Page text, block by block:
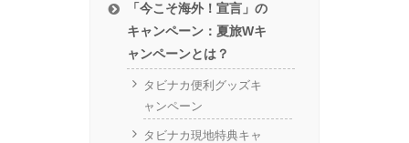
「今こそ海外！宣言」の
キャンペーン：夏旅Wキ
ャンペーンとは？
タビナカ便利グッズキ
ャンペーン
タビナカ現地特典キャ